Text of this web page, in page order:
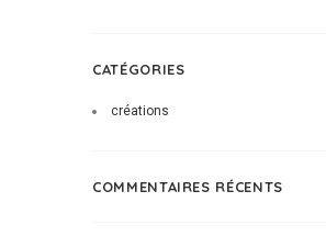
CATÉGORIES
créations
COMMENTAIRES RÉCENTS